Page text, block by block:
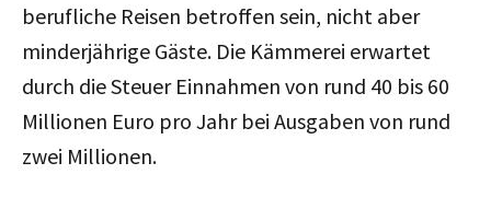
berufliche Reisen betroffen sein, nicht aber
minderjährige Gäste. Die Kämmerei erwartet
durch die Steuer Einnahmen von rund 40 bis 60
Millionen Euro pro Jahr bei Ausgaben von rund
zwei Millionen.